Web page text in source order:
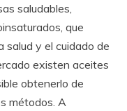
saludables,
que
salud y el cuidado de
existen aceites
obtenerlo de
métodos. A